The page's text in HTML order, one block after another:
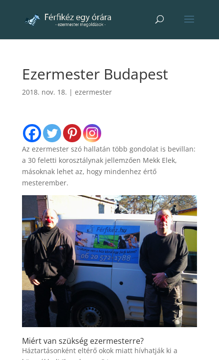
Ezermester Budapest
2018. nov. 18. | ezermester
Az ezermester szó hallatán több gondolat is bevillan:
a 30 feletti korosztálynak jellemzően Mekk Elek,
másoknak lehet az, hogy mindenhez értő
mesterember.
Miért van szükség ezermesterre?
Háztartásonként eltérő okok miatt hívhatják ki a